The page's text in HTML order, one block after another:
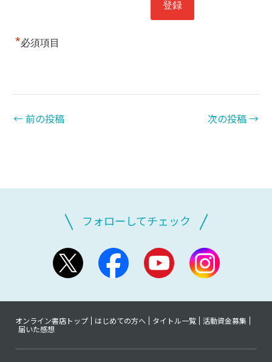
*必須項目
←前の投稿 次の投稿→
フォローしてチェック
オンライン書店トップ はじめての方へ タイトル一覧
活動資金募集
届いた感想